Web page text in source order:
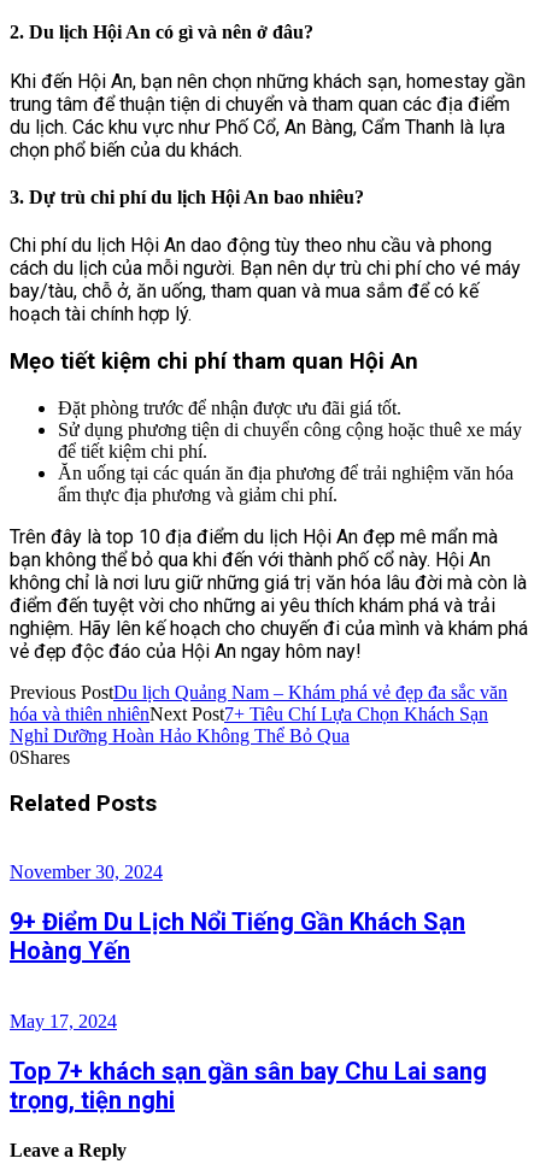
2. Du lịch Hội An có gì và nên ở đâu?
Khi đến Hội An, bạn nên chọn những khách sạn, homestay gần
trung tâm để thuận tiện di chuyển và tham quan các địa điểm
du lịch. Các khu vực như Phố Cổ, An Bàng, Cẩm Thanh là lựa
chọn phổ biến của du khách.
3. Dự trù chi phí du lịch Hội An bao nhiêu?
Chi phí du lịch Hội An dao động tùy theo nhu cầu và phong
cách du lịch của mỗi người. Bạn nên dự trù chi phí cho vé máy
bay/tàu, chỗ ở, ăn uống, tham quan và mua sắm để có kế
hoạch tài chính hợp lý.
Mẹo tiết kiệm chi phí tham quan Hội An
Đặt phòng trước để nhận được ưu đãi giá tốt.
Sử dụng phương tiện di chuyển công cộng hoặc thuê xe máy
để tiết kiệm chi phí.
Ăn uống tại các quán ăn địa phương để trải nghiệm văn hóa
ẩm thực địa phương và giảm chi phí.
Trên đây là top 10 địa điểm du lịch Hội An đẹp mê mẩn mà
bạn không thể bỏ qua khi đến với thành phố cổ này. Hội An
không chỉ là nơi lưu giữ những giá trị văn hóa lâu đời mà còn là
điểm đến tuyệt vời cho những ai yêu thích khám phá và trải
nghiệm. Hãy lên kế hoạch cho chuyến đi của mình và khám phá
vẻ đẹp độc đáo của Hội An ngay hôm nay!
Previous PostDu lịch Quảng Nam – Khám phá vẻ đẹp đa sắc văn
hóa và thiên nhiênNext Post7+ Tiêu Chí Lựa Chọn Khách Sạn
Nghỉ Dưỡng Hoàn Hảo Không Thể Bỏ Qua
0Shares
Related Posts
November 30, 2024
9+ Điểm Du Lịch Nổi Tiếng Gần Khách Sạn
Hoàng Yến
May 17, 2024
Top 7+ khách sạn gần sân bay Chu Lai sang
trọng, tiện nghi
Leave a Reply